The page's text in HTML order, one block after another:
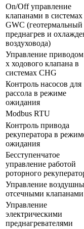
On/Off управление
клапанами в системах
GWC (геотермальный
преднагрев и
воздуховода)
Управление
х ходового клапана в
системах CHG
Контроль насосов для
рассола в режиме
ожидания
Modbus RTU
Контроль привода
рекуператора в
ожидания
Бесступенчатое
управление работой
роторного
Управление
отсечными клапанами
Управление
электрическими
преднагревателями